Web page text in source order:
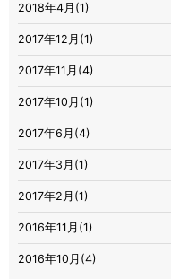
2018年4月(1)
2017年12月(1)
2017年11月(4)
2017年10月(1)
2017年6月(4)
2017年3月(1)
2017年2月(1)
2016年11月(1)
2016年10月(4)